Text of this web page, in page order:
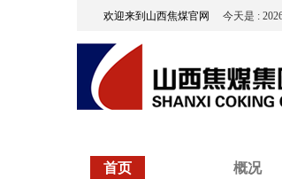
欢迎来到山西焦煤官网 今天是 :
首页 概况